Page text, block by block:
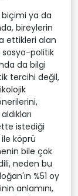
biçimi ya da
bireylerin
ettikleri alan
sosyo-politik
da bilgi
tercihi değil,
istediği
köprü
bile çok
neden bu
%51 oy
anlamını,